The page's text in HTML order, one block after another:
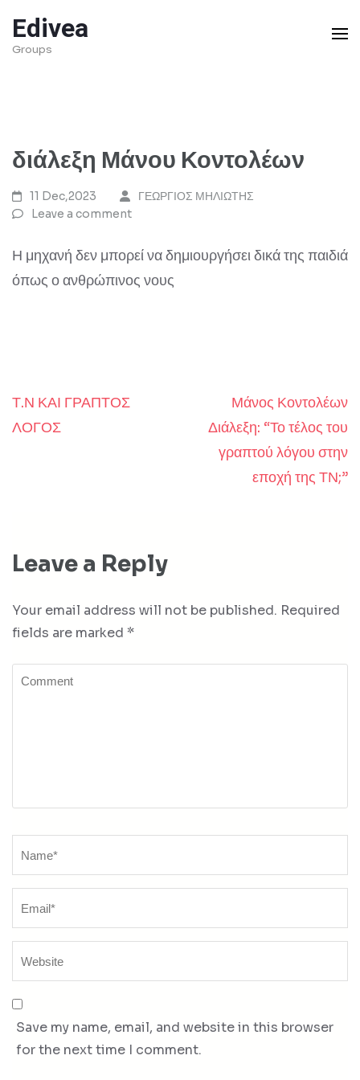
to
content
Edivea
Groups
διάλεξη Μάνου Κοντολέων
11 Dec,2023
ΓΕΩΡΓΙΟΣ ΜΗΛΙΩΤΗΣ
Leave a comment
Η μηχανή δεν μπορεί να δημιουργήσει δικά της παιδιά
όπως ο ανθρώπινος νους
Post
Τ.Ν ΚΑΙ ΓΡΑΠΤΟΣ
ΛΟΓΟΣ
Μάνος Κοντολέων
Διάλεξη: “Το τέλος του
γραπτού λόγου στην
εποχή της ΤΝ;”
Leave a Reply
Your email address will not be published. Required
fields are marked *
Comment
Save my name, email, and website in this browser
for the next time I comment.